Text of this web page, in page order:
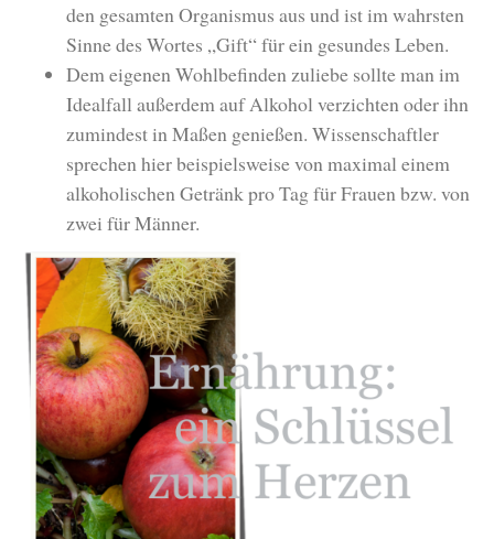
den gesamten Organismus aus und ist im wahrsten
Sinne des Wortes „Gift“ für ein gesundes Leben.
Dem eigenen Wohlbefinden zuliebe sollte man im
Idealfall außerdem auf Alkohol verzichten oder ihn
zumindest in Maßen genießen. Wissenschaftler
sprechen hier beispielsweise von maximal einem
alkoholischen Getränk pro Tag für Frauen bzw. von
zwei für Männer.